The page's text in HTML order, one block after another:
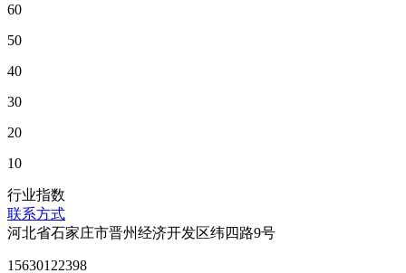
60
50
40
30
20
10
行业指数
联系方式
河北省石家庄市晋州经济开发区纬四路9号
15630122398